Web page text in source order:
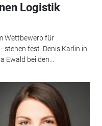
Logistik
Wettbewerb für
stehen fest. Denis Karlin in
bei den...